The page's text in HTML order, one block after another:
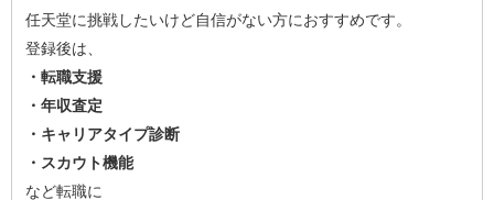
任天堂に挑戦したいけど自信がない方におすすめです。
登録後は、
・転職支援
・年収査定
・キャリアタイプ診断
・スカウト機能
など転職に